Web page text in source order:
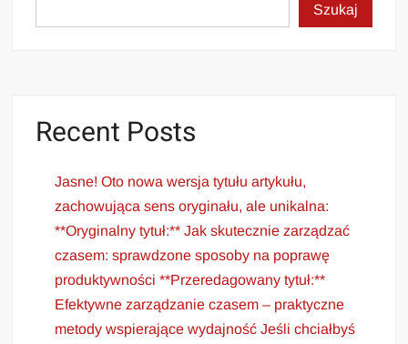
Szukaj
Recent Posts
Jasne! Oto nowa wersja tytułu artykułu,
zachowująca sens oryginału, ale unikalna:
**Oryginalny tytuł:** Jak skutecznie zarządzać
czasem: sprawdzone sposoby na poprawę
produktywności **Przeredagowany tytuł:**
Efektywne zarządzanie czasem – praktyczne
metody wspierające wydajność Jeśli chciałbyś